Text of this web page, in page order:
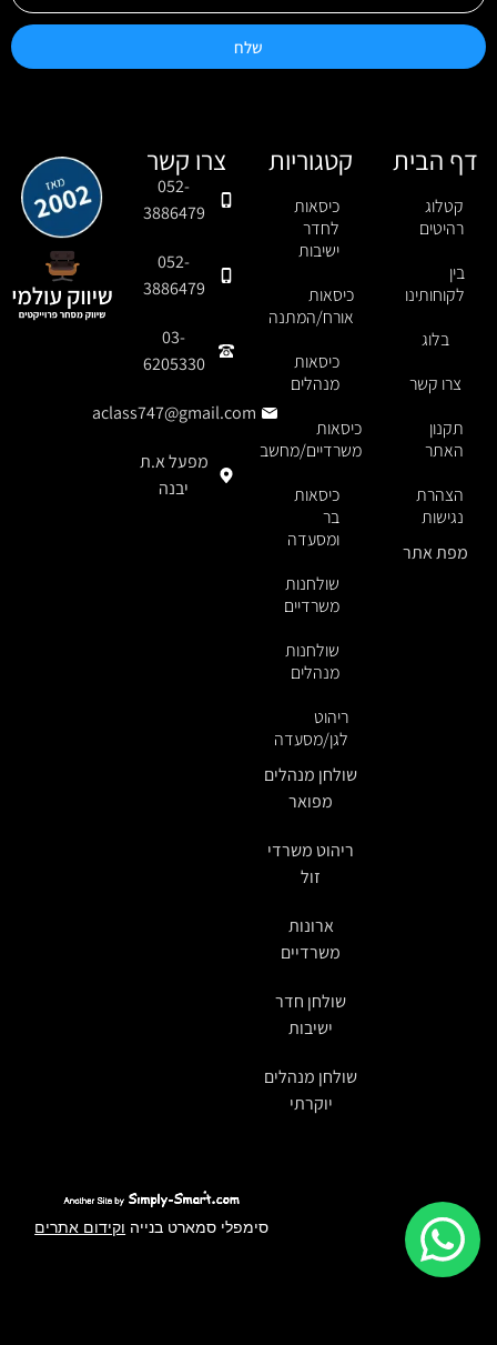
שלח
צרו קשר
052-
3886479
052-
3886479
03-
6205330
aclass747@gmail.com
מפעל א.ת
יבנה
קטגוריות
כיסאות
לחדר
ישיבות
כיסאות
אורח/המתנה
כיסאות
מנהלים
כיסאות
משרדיים/מחשב
כיסאות
בר
ומסעדה
שולחנות
משרדיים
שולחנות
מנהלים
ריהוט
לגן/מסעדה
שולחן מנהלים
מפואר
ריהוט משרדי
זול
ארונות
משרדיים
שולחן חדר
ישיבות
שולחן מנהלים
יוקרתי
דף הבית
קטלוג
רהיטים
בין
לקוחותינו
בלוג
צרו קשר
תקנון
האתר
הצהרת
נגישות
מפת אתר
סימפלי סמארט בנייה וקידום אתרים